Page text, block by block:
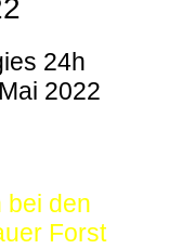
24h
2022
bei den
Forst